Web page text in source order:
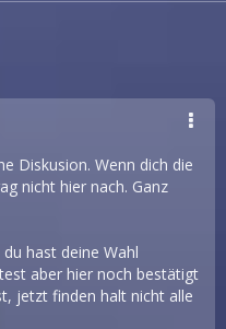
Diskusion. Wenn dich die
nicht hier nach. Ganz
hast deine Wahl
aber hier noch bestätigt
jetzt finden halt nicht alle